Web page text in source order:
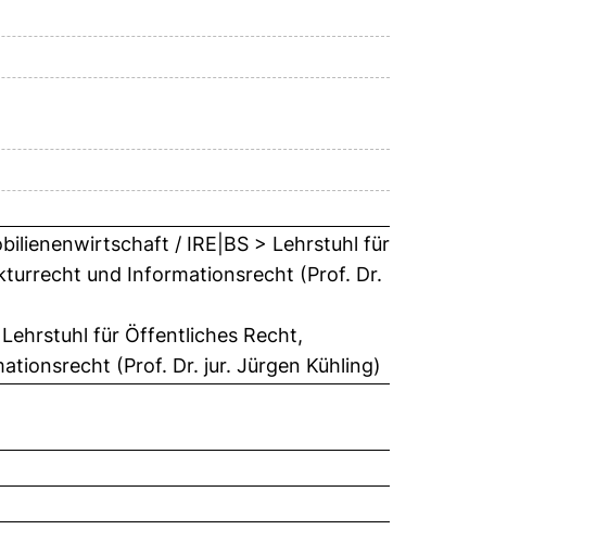
/ IRE|BS > Lehrstuhl für
und Informationsrecht (Prof. Dr.
für Öffentliches Recht,
(Prof. Dr. jur. Jürgen Kühling)